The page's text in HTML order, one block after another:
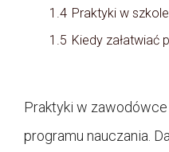
1.4 Praktyki w
1.5 Kiedy załatwiać
Praktyki w
programu nauczania.